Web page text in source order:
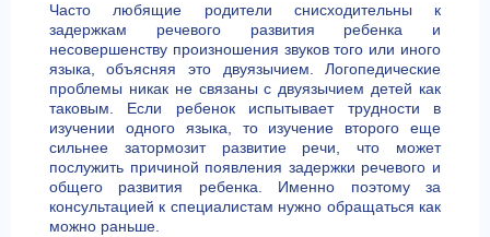
Часто любящие родители снисходительны к
задержкам речевого развития ребенка и
несовершенству произношения звуков того или иного
языка, объясняя это двуязычием. Логопедические
проблемы никак не связаны с двуязычием детей как
таковым. Если ребенок испытывает трудности в
изучении одного языка, то изучение второго еще
сильнее затормозит развитие речи, что может
послужить причиной появления задержки речевого и
общего развития ребенка. Именно поэтому за
консультацией к специалистам нужно обращаться как
можно раньше.